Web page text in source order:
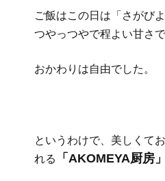
ご飯はこの日は「さがび
つやっつやで程よい甘さ
おかわりは自由でした。
というわけで、美しくて
れる
「AKOMEYA厨房」